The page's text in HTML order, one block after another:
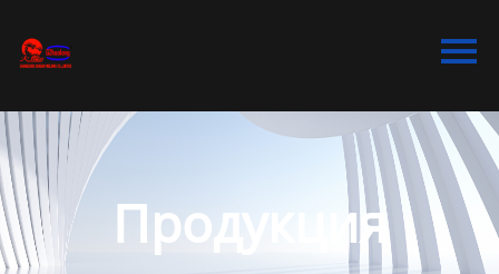
Bидео
Новости
О Hас Продукция